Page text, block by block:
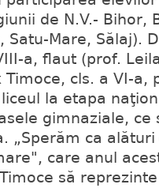
de N.V.- Bihor,
Satu-Mare, Sălaj).
a, flaut (prof.
Timoce, cls. a VI-a,
la etapa
gimnaziale,
„Sperăm ca
care anul
Timoce să